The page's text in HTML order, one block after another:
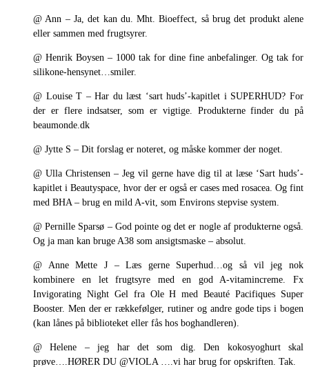
@ Ann – Ja, det kan du. Mht. Bioeffect, så brug det produkt alene
eller sammen med frugtsyrer.
@ Henrik Boysen – 1000 tak for dine fine anbefalinger. Og tak for
silikone-hensynet…smiler.
@ Louise T – Har du læst ‘sart huds’-kapitlet i SUPERHUD? For
der er flere indsatser, som er vigtige. Produkterne finder du på
beaumonde.dk
@ Jytte S – Dit forslag er noteret, og måske kommer der noget.
@ Ulla Christensen – Jeg vil gerne have dig til at læse ‘Sart huds’-
kapitlet i Beautyspace, hvor der er også er cases med rosacea. Og fint
med BHA – brug en mild A-vit, som Environs stepvise system.
@ Pernille Sparsø – God pointe og det er nogle af produkterne også.
Og ja man kan bruge A38 som ansigtsmaske – absolut.
@ Anne Mette J – Læs gerne Superhud…og så vil jeg nok
kombinere en let frugtsyre med en god A-vitamincreme. Fx
Invigorating Night Gel fra Ole H med Beauté Pacifiques Super
Booster. Men der er rækkefølger, rutiner og andre gode tips i bogen
(kan lånes på biblioteket eller fås hos boghandleren).
@ Helene – jeg har det som dig. Den kokosyoghurt skal
prøve….HØRER DU @VIOLA ….vi har brug for opskriften. Tak.